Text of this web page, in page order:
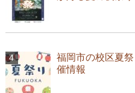
福岡市の校区夏
催情報